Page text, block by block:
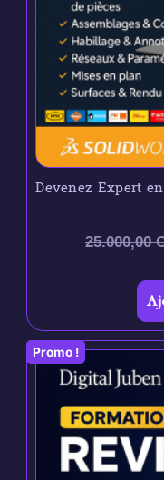
Devenez Expert
25.000,00
Promo !